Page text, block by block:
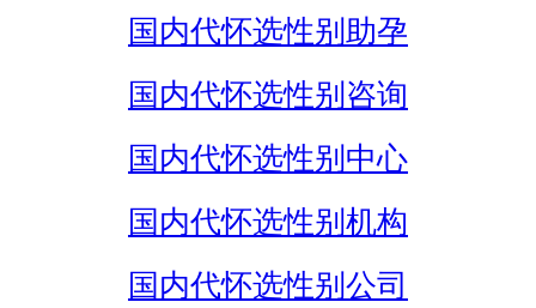
国内代怀选性别助孕
国内代怀选性别咨询
国内代怀选性别中心
国内代怀选性别机构
国内代怀选性别公司